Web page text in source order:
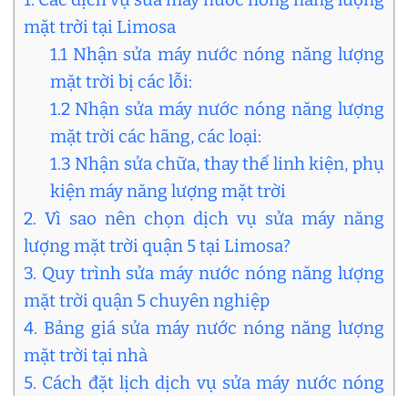
mặt trời tại Limosa
1.1 Nhận sửa máy nước nóng năng lượng
mặt trời bị các lỗi:
1.2 Nhận sửa máy nước nóng năng lượng
mặt trời các hãng, các loại:
1.3 Nhận sửa chữa, thay thế linh kiện, phụ
kiện máy năng lượng mặt trời
2. Vì sao nên chọn dịch vụ sửa máy năng
lượng mặt trời quận 5 tại Limosa?
3. Quy trình sửa máy nước nóng năng lượng
mặt trời quận 5 chuyên nghiệp
4. Bảng giá sửa máy nước nóng năng lượng
mặt trời tại nhà
5. Cách đặt lịch dịch vụ sửa máy nước nóng